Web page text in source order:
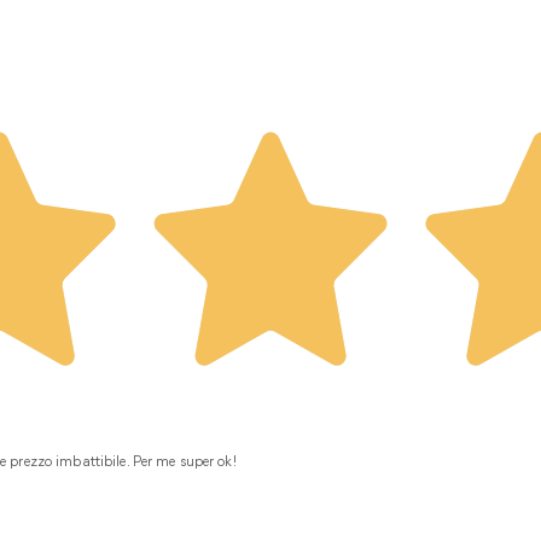
imbattibile. Per me super ok!